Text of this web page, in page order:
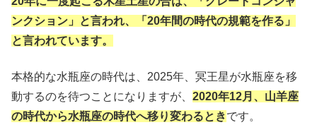
ンクション」と言われ、
「20年間の時代の規範を作る」
と言われています。
本格的な水瓶座の時代は、2025年、冥王星が水瓶座を移
動するのを待つことになりますが、 2020年12月、山羊座
の時代から水瓶座の時代へ移り変わるときです。